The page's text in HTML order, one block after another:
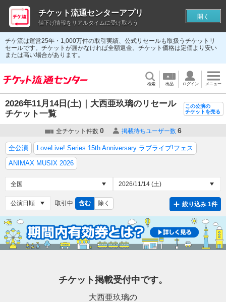
チケ流は運営25年・1,000万件の取引実績、公式リセールも取扱うチケットリ
セールです。チケットが届かなければ全額返金。チケット価格は定価より安い
または高い場合があります。
検索 出品 ログイン メニュー
2026年11月14日(土)｜大西亜玖璃のリセール
チケット一覧
この公演の
チケットを売る
全チケット件数 0 掲載待ちユーザー数 6
全公演
LoveLive! Series 15th Anniversary ラブライブ!フェス
ANIMAX MUSIX 2026
取引中 含む 除く 絞り込み 1件
チケット掲載受付中です。
大西亜玖璃の
チケット流通センターアプリ
値下げ情報をリアルタイムに受け取ろう
開く